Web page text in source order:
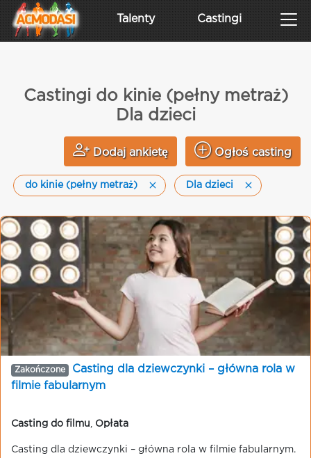
Talenty Castingi
Castingi do kinie (pełny metraż)
Dla dzieci
Dodaj ankietę Ogłoś casting
do kinie (pełny metraż) Dla dzieci
Zakończone
Casting dla dziewczynki – główna rola w
filmie fabularnym
Casting do filmu Opłata
Casting dla dziewczynki – główna rola w filmie fabularnym.